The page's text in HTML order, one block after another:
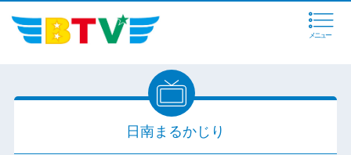
メニュー
日南まるかじり